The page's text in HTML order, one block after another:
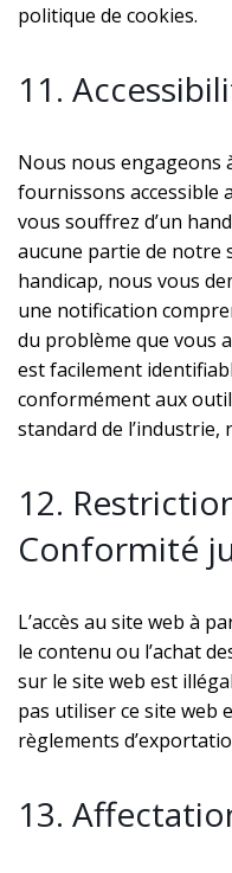
politique de cookies.
11.
Nous nous engageons
fournissons accessible
vous souffrez d’un
aucune partie de notre
handicap, nous vous
une notification
du problème que vous
est facilement
conformément aux
standard de
12.
Conformité
L’accès au site web à
le contenu ou l’achat
sur le site web est
pas utiliser ce site web
règlements
13.